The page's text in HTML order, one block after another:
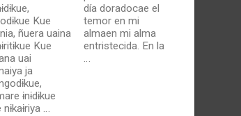
Kue
ñuera uaina
Kue
uai
ja
ɨnɨdɨkue
nɨkaɨriya …
día doradocae el
temor en mi
almaen mi alma
entristecida. En la
…